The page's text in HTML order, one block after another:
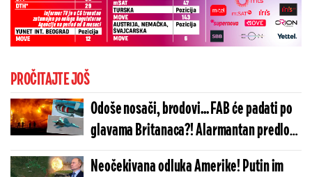
PROČITAJTE JOŠ
Odoše nosači, brodovi... FAB će padati po
glavama Britanaca?! Alarmantan predlog
iz Rusije uzdrmao Ostrvo!
Neočekivana odluka Amerike! Putin im